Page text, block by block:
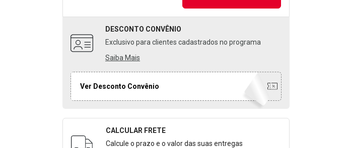
DESCONTO CONVÊNIO
Exclusivo para clientes cadastrados no programa
Saiba Mais
Ver Desconto Convênio
Formulário para Calcular o Frete
CALCULAR FRETE
Calcule o prazo e o valor das suas entregas